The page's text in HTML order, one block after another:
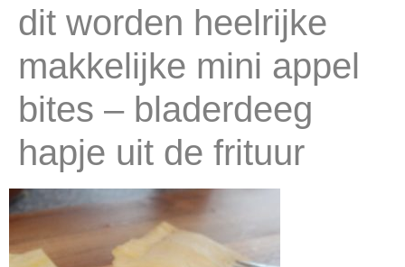
dit worden heelrijke
makkelijke mini appel
bites – bladerdeeg
hapje uit de frituur